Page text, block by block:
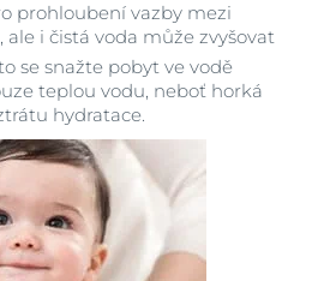
prohloubení vazby mezi
i čistá voda může zvyšovat
se snažte pobyt ve vodě
teplou vodu, neboť horká
hydratace.